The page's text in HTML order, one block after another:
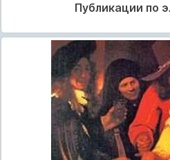
Публикации по